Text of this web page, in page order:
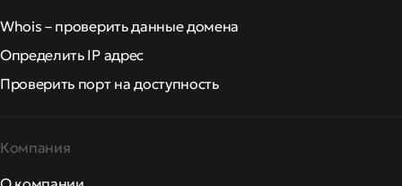
Whois – проверить данные домена
Определить IP адрес
Проверить порт на доступность
Компания